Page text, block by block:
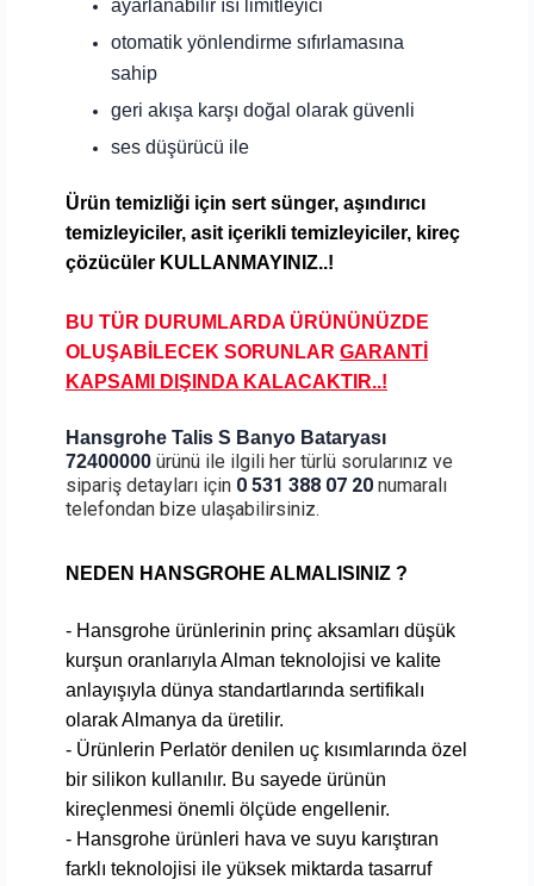
ayarlanabilir ısı limitleyici
otomatik yönlendirme sıfırlamasına
sahip
geri akışa karşı doğal olarak güvenli
ses düşürücü ile
Ürün temizliği için sert sünger, aşındırıcı
temizleyiciler, asit içerikli temizleyiciler, kireç
çözücüler KULLANMAYINIZ..!
BU TÜR DURUMLARDA ÜRÜNÜNÜZDE
OLUŞABİLECEK SORUNLAR GARANTİ
KAPSAMI DIŞINDA KALACAKTIR..!
Hansgrohe Talis S Banyo Bataryası
72400000 ürünü ile ilgili her türlü sorularınız ve
sipariş detayları için 0 531 388 07 20 numaralı
telefondan bize ulaşabilirsiniz.
NEDEN HANSGROHE ALMALISINIZ ?
- Hansgrohe ürünlerinin prinç aksamları düşük
kurşun oranlarıyla Alman teknolojisi ve kalite
anlayışıyla dünya standartlarında sertifikalı
olarak Almanya da üretilir.
- Ürünlerin Perlatör denilen uç kısımlarında özel
bir silikon kullanılır. Bu sayede ürünün
kireçlenmesi önemli ölçüde engellenir.
- Hansgrohe ürünleri hava ve suyu karıştıran
farklı teknolojisi ile yüksek miktarda tasarruf